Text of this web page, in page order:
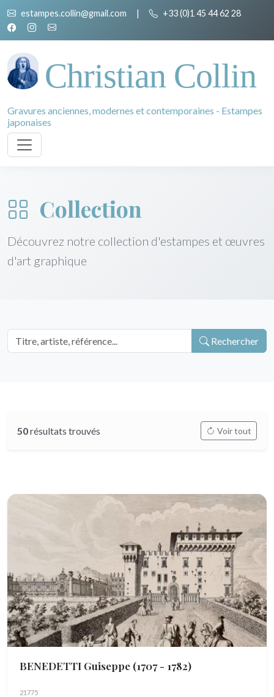
estampes.collin@gmail.com | +33 (0)1 45 44 62 28
Christian Collin
Gravures anciennes, modernes et contemporaines - Estampes
japonaises
Collection
Découvrez notre collection d'estampes et œuvres
d'art graphique
Rechercher
50résultats trouvés Voir tout
BENEDETTI Guiseppe (1707 - 1782)
21775